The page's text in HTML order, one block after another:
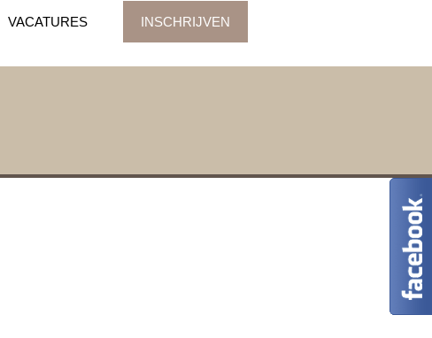
VACATURES INSCHRIJVEN